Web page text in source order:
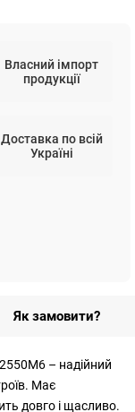
Власний імпорт
продукції
Доставка по всій
Україні
Як замовити?
– надійний
Має
довго і щасливо.